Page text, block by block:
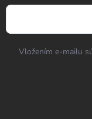
Vložením e-mailu